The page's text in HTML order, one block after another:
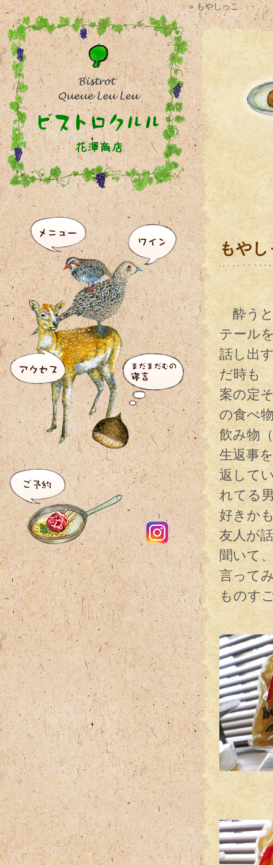
» もやしっこ
もや
酔うと
テール
話し出
だ時も
案の定
の食べ
飲み物
生返事を
返して
れてる
好きか
友人が
聞いて
言って
ものす
も
やる